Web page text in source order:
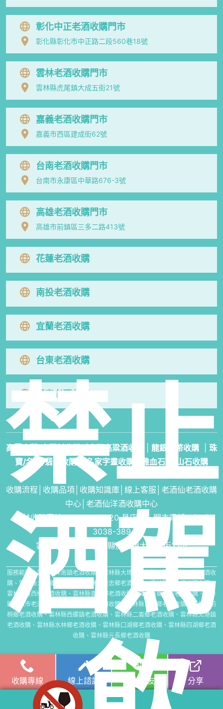
彰化中正老酒收購門市
彰化縣彰化市中正路二段560巷18號
雲林老酒收購門市
雲林縣虎尾鎮大成五街21號
嘉義老酒收購門市
嘉義市西區建成街62號
台南老酒收購門市
台南市永康區中華路676-3號
高雄老酒收購門市
高雄市前鎮區三多二路413號
花蓮老酒收購
南投老酒收購
宜蘭老酒收購
台東老酒收購
屏東老酒收購
高麗人蔘/中藥材收購 金門高粱酒收購 龍銀古幣收購
珠
寶/名錶/翡翠收購
名家字畫收購 雞血石/壽山石收購
收購流程 收購品項 收購知識庫 線上客服│ 老酒仙老酒收購
中心 老酒仙洋酒收購中心
雲林收購專線：0974306620易店長｜門市電話：(06)
3038-389
雲林門市地址：雲林縣虎尾鎮大成五街21號
服務範圍：雲林縣斗南鎮老酒收購、雲林縣大埤鄉酒收購、雲林縣虎尾鎮老酒收
購、雲林縣土庫鄉老酒收購、雲林縣褒忠鄉老酒收購、雲林縣東勢鄉老酒收購、
雲林縣臺西鄉老酒收購、雲林縣崙背鄉老酒收購、雲林縣麥寮鄉老酒收購、雲林
縣斗六市老酒收購、雲林縣林內鄉老酒收購、雲林縣古坑鄉老酒收購、雲林縣荊
桐鄉老酒收購、雲林縣西螺鎮老酒收購、雲林縣二崙鄉老酒收購、雲林縣北港鎮
老酒收購、雲林縣水林鄉老酒收購、雲林縣口湖鄉老酒收購、雲林縣四湖鄉老酒
收購、雲林縣元長鄉老酒收購
收購專線 線上諮詢 加入好友 分享
禁止
酒駕